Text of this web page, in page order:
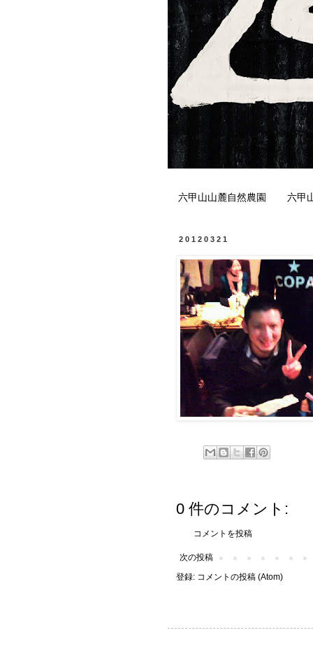
六甲山山麓自然農園 六甲
20120321
0 件のコメント:
コメントを投稿
次の投稿
登録: コメントの投稿 (Atom)